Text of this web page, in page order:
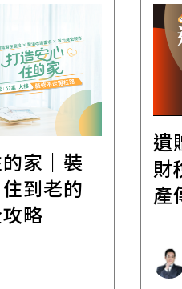
家｜裝
到老的
略
遺
財
產